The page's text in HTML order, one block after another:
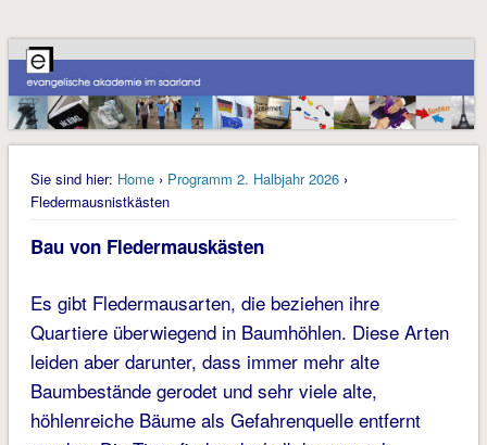
Sie sind hier: Home› Programm 2. Halbjahr 2026›
Fledermausnistkästen
Bau von Fledermauskästen
Es gibt Fledermausarten, die beziehen ihre
Quartiere überwiegend in Baumhöhlen. Diese Arten
leiden aber darunter, dass immer mehr alte
Baumbestände gerodet und sehr viele alte,
höhlenreiche Bäume als Gefahrenquelle entfernt